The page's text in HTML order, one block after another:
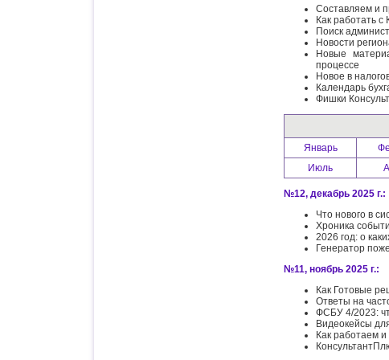
Составляем и
Как работать с
Поиск
Новости
Новые
процессе
Новое в
Календарь
Фишки
Январь
Июль
№12, декабрь 2025 г.:
Что нового в
Хроника
2026 год: о
Генератор
№11, ноябрь 2025 г.:
Как Готовые
Ответы на
ФСБУ 4/2023:
Видеокейсы
Как работаем